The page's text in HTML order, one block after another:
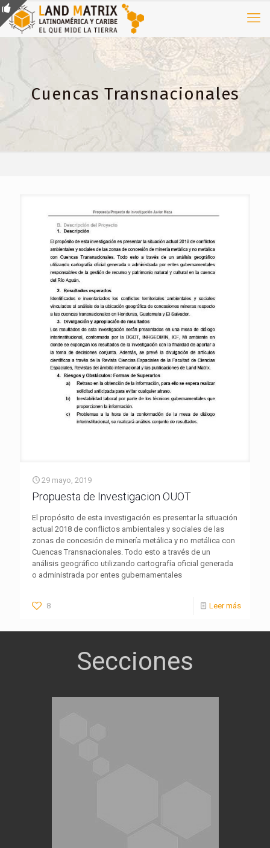
Cuencas Transnacionales
29 mayo, 2019
Propuesta de Investigacion OUOT
El propósito de esta investigación es presentar la situación
actual 2018 de conflictos ambientales y sociales de las
zonas de concesión de minería metálica y no metálica con
Cuencas Transnacionales. Todo esto a través de un
análisis geográfico utilizando cartografía oficial generada
o administrada por entes gubernamentales
8 Leer más